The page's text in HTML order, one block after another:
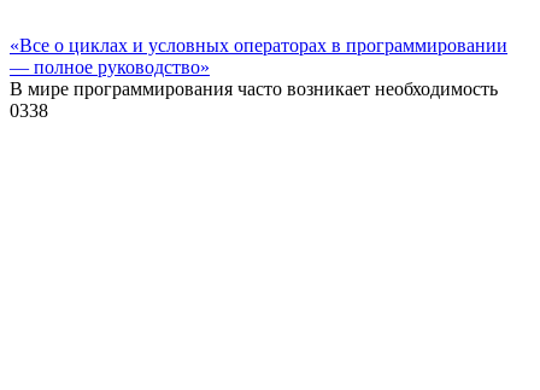
«Все о циклах и условных операторах в программировании
— полное руководство»
В мире программирования часто возникает необходимость
0338